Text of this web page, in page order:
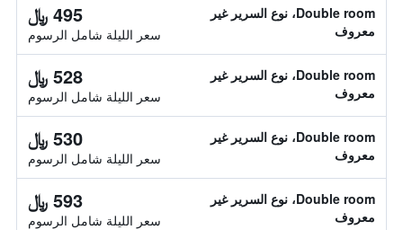
Double room، نوع السرير غير
معروف
495 ﷼
سعر الليلة شامل الرسوم
Double room، نوع السرير غير
معروف
528 ﷼
سعر الليلة شامل الرسوم
Double room، نوع السرير غير
معروف
530 ﷼
سعر الليلة شامل الرسوم
Double room، نوع السرير غير
معروف
593 ﷼
سعر الليلة شامل الرسوم